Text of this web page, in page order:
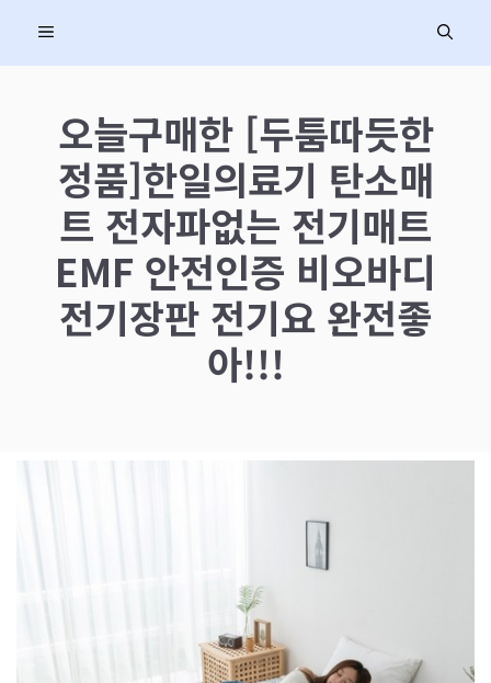
MENU
오늘구매한 [두툼따듯한
정품]한일의료기 탄소매
트 전자파없는 전기매트
EMF 안전인증 비오바디
전기장판 전기요 완전좋
아!!!